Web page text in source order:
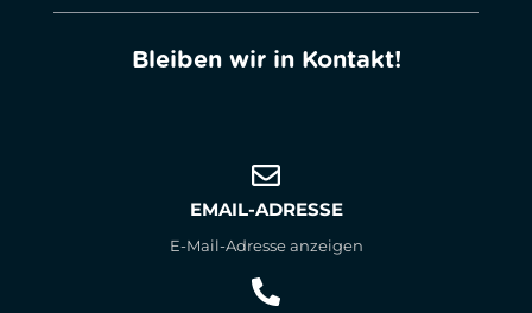
Bleiben wir in Kontakt!
EMAIL-ADRESSE
E-Mail-Adresse anzeigen